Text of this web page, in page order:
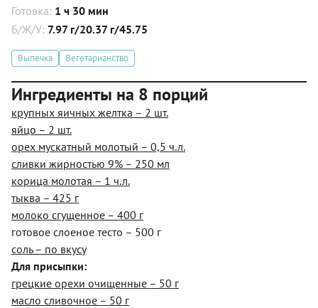
Готовка: 1 ч 30 мин
Б/Ж/У: 7.97 г/20.37 г/45.75
Выпечка Вегетарианство
Ингредиенты на 8 порций
крупных яичных желтка – 2 шт.
яйцо – 2 шт.
орех мускатный молотый – 0,5 ч.л.
сливки жирностью 9% – 250 мл
корица молотая – 1 ч.л.
тыква – 425 г
молоко сгущенное – 400 г
готовое слоеное тесто – 500 г
соль – по вкусу
Для присыпки:
грецкие орехи очищенные – 50 г
масло сливочное – 50 г